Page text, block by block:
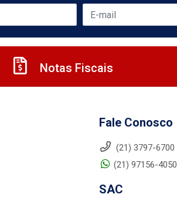
Notas Fiscais
Fale Conosco
(21) 3797-6700
(21) 97156-4050
SAC